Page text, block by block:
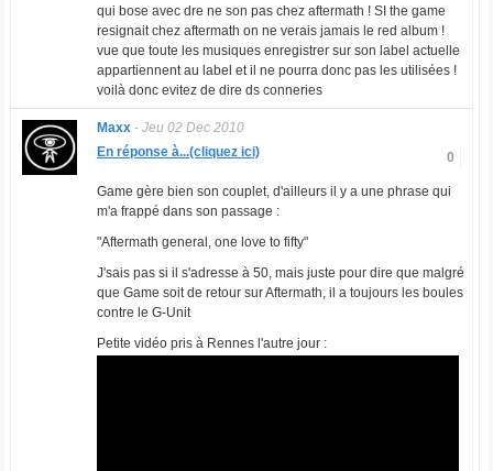
qui bose avec dre ne son pas chez aftermath ! SI the game
resignait chez aftermath on ne verais jamais le red album !
vue que toute les musiques enregistrer sur son label actuelle
appartiennent au label et il ne pourra donc pas les utilisées !
voilà donc evitez de dire ds conneries
Maxx- Jeu 02 Dec 2010
0
En réponse à...(cliquez ici)
Game gère bien son couplet, d'ailleurs il y a une phrase qui
m'a frappé dans son passage :
"Aftermath general, one love to fifty"
J'sais pas si il s'adresse à 50, mais juste pour dire que malgré
que Game soit de retour sur Aftermath, il a toujours les boules
contre le G-Unit
Petite vidéo pris à Rennes l'autre jour :